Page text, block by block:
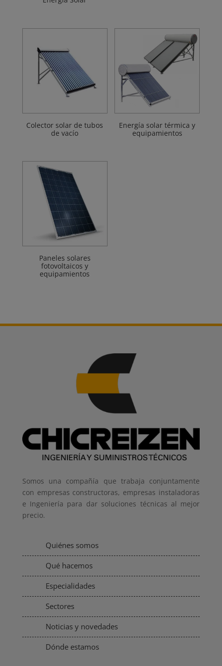
Colector solar de tubos
de vacío
Energía solar térmica y
equipamientos
Paneles solares
fotovoltaicos y
equipamientos
Somos una compañía que trabaja conjuntamente
con empresas constructoras, empresas instaladoras
e Ingeniería para dar soluciones técnicas al mejor
precio.
Quiénes somos
Qué hacemos
Especialidades
Sectores
Noticias y novedades
Dónde estamos